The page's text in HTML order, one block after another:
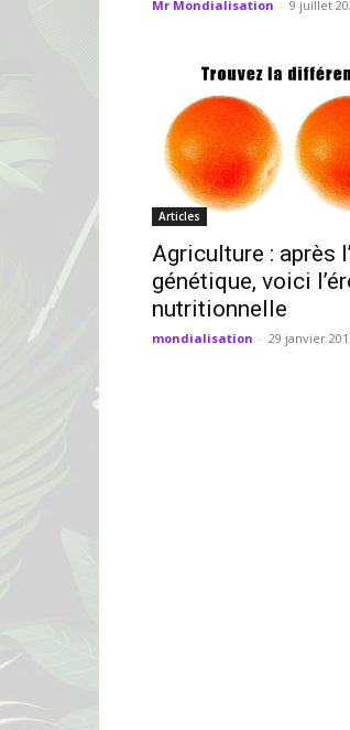
Mr Mondialisation - 9 juillet
Articles
Agriculture : après
génétique, voici
nutritionnelle
mondialisation - 29 janvier